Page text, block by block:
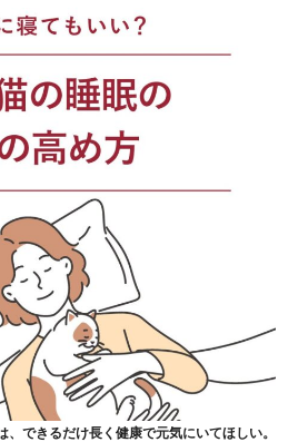
できるだけ長く健康で元気にいてほしい。